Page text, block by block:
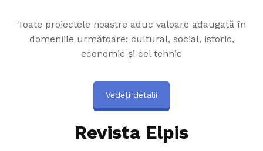
Toate proiectele noastre aduc valoare adaugată în
domeniile următoare: cultural, social, istoric,
economic și cel tehnic
Vedeți detalii
Revista Elpis